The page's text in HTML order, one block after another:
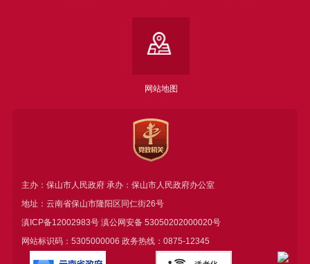
网站地图
主办：保山市人民政府 承办：保山市人民政府办公室
地址：云南省保山市隆阳区同仁街26号
滇ICP备12002983号滇公网安备 53050202000020号
网站标识码：5305000006 政务热线：0875-12345